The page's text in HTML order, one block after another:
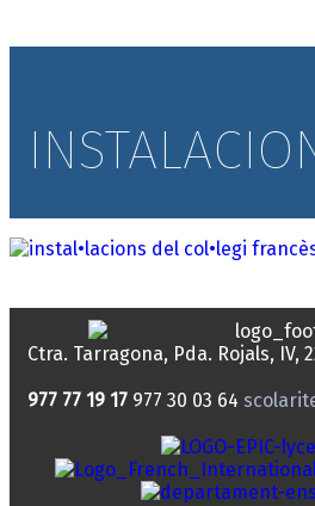
Ctra. Tarragona, Pda. Rojals, IV,
977 77 19 17 977 30 03 64